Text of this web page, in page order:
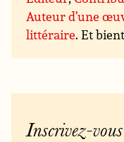
Auteur d’une
littéraire. Et
Inscrivez-